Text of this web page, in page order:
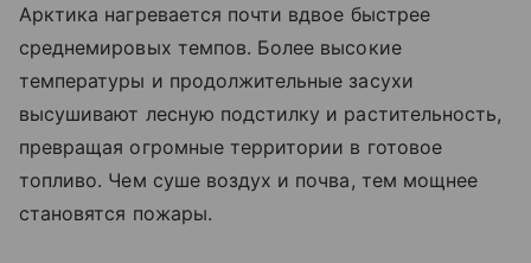
Арктика нагревается почти вдвое быстрее
среднемировых темпов. Более высокие
температуры и продолжительные засухи
высушивают лесную подстилку и растительность,
превращая огромные территории в готовое
топливо. Чем суше воздух и почва, тем мощнее
становятся пожары.